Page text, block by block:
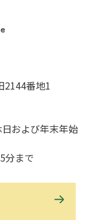
番地1
および年末年始
分まで